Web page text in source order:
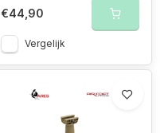
€44,90
Vergelijk